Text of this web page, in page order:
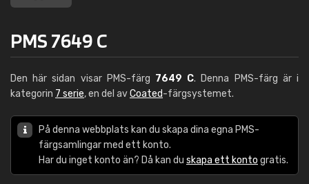
PMS 7649 C
Den här sidan visar PMS-färg 7649 C. Denna PMS-färg är i
kategorin 7 serie, en del avCoated-färgsystemet.
På denna webbplats kan du skapa dina egna PMS-
färgsamlingar med ett konto.
Har du inget konto än? Då kan du skapa ett konto gratis.